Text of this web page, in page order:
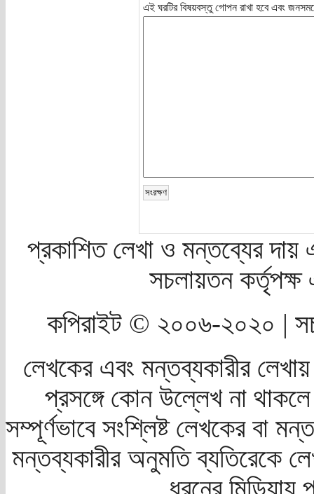
এই ঘরটির বিষয়বস্তু গোপন রাখা হবে এবং
প্রকাশিত লেখা ও মন্তব্যের দায়
সচলায়তন
কপিরাইট © ২০০৬-২০২০ |
লেখকের এবং মন্তব্যকারীর
প্রসঙ্গে কোন উল্লেখ না
সম্পূর্ণভাবে সংশ্লিষ্ট লেখকের বা
মন্তব্যকারীর অনুমতি ব্যতিরেকে
ধরনের মিডিয়ায়